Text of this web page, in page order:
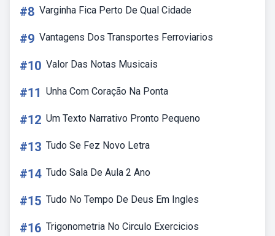
#8 Varginha Fica Perto De Qual Cidade
#9 Vantagens Dos Transportes Ferroviarios
#10 Valor Das Notas Musicais
#11 Unha Com Coração Na Ponta
#12 Um Texto Narrativo Pronto Pequeno
#13 Tudo Se Fez Novo Letra
#14 Tudo Sala De Aula 2 Ano
#15 Tudo No Tempo De Deus Em Ingles
#16 Trigonometria No Circulo Exercicios